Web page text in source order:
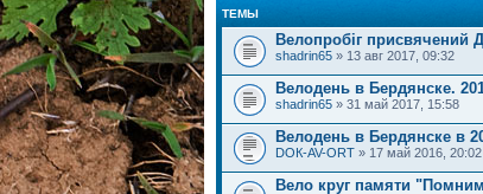
ТЕМЫ
Велопробіг присвячений
shadrin65 » 13 авг 2017, 09:32
Велодень в Бердянске.
shadrin65 » 31 май 2017, 15:58
Велодень в Бердянске в
DOК-AV-ORT » 17 май 2016, 20:02
Вело круг памяти